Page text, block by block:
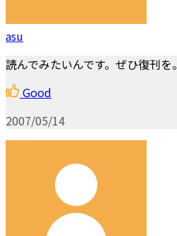
asu
読んでみたいんです。ぜひ復刊を。
Good
2007/05/14